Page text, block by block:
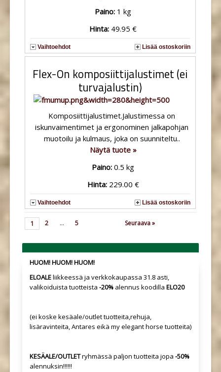
Paino: 1 kg
Hinta: 49.95 €
Vaihtoehdot Lisää ostoskoriin
Flex-On komposiittijalustimet (ei
turvajalustin)
Komposiittijalustimet.Jalustimessa on
iskunvaimentimet ja ergonominen jalkapohjan
muotoilu ja kulmaus, joka on suunniteltu..
Näytä tuote »
Paino:0.5 kg
Hinta: 229.00 €
Vaihtoehdot Lisää ostoskoriin
1 2 ... 5 Seuraava »
HUOM! HUOM! HUOM!
ELOALEliikkeessä ja verkkokaupassa 31.8 asti,
valikoiduista tuotteista -20% alennus koodilla ELO20
(ei koske kesäale/outlet tuotteita,rehuja,
lisäravinteita, Antares eikä my elegant horse tuotteita)
KESÄALE/OUTLETryhmässä paljon tuotteita jopa -50%
alennuksin!!!!!!